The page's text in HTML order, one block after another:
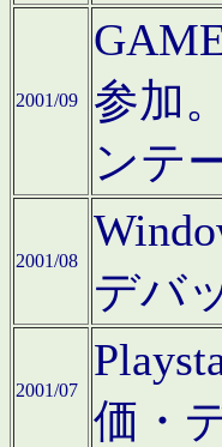
2001/09
参加
ンテ
2001/08
デバ
2001/07
価・